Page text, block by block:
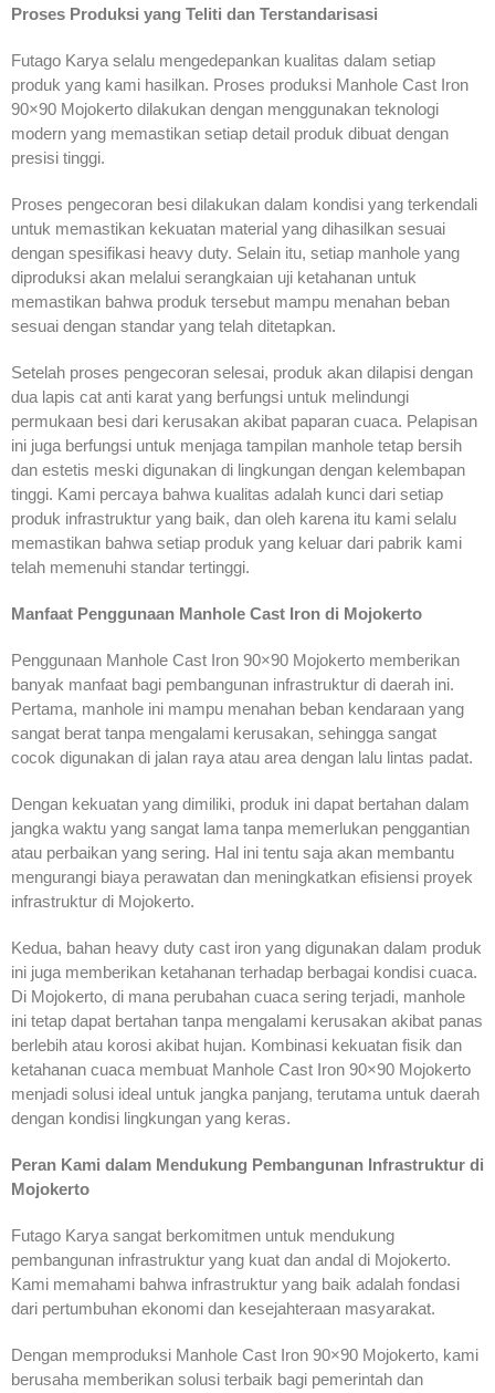
Proses Produksi yang Teliti dan Terstandarisasi
Futago Karya selalu mengedepankan kualitas dalam setiap
produk yang kami hasilkan. Proses produksi Manhole Cast Iron
90×90 Mojokerto dilakukan dengan menggunakan teknologi
modern yang memastikan setiap detail produk dibuat dengan
presisi tinggi.
Proses pengecoran besi dilakukan dalam kondisi yang terkendali
untuk memastikan kekuatan material yang dihasilkan sesuai
dengan spesifikasi heavy duty. Selain itu, setiap manhole yang
diproduksi akan melalui serangkaian uji ketahanan untuk
memastikan bahwa produk tersebut mampu menahan beban
sesuai dengan standar yang telah ditetapkan.
Setelah proses pengecoran selesai, produk akan dilapisi dengan
dua lapis cat anti karat yang berfungsi untuk melindungi
permukaan besi dari kerusakan akibat paparan cuaca. Pelapisan
ini juga berfungsi untuk menjaga tampilan manhole tetap bersih
dan estetis meski digunakan di lingkungan dengan kelembapan
tinggi. Kami percaya bahwa kualitas adalah kunci dari setiap
produk infrastruktur yang baik, dan oleh karena itu kami selalu
memastikan bahwa setiap produk yang keluar dari pabrik kami
telah memenuhi standar tertinggi.
Manfaat Penggunaan Manhole Cast Iron di Mojokerto
Penggunaan Manhole Cast Iron 90×90 Mojokerto memberikan
banyak manfaat bagi pembangunan infrastruktur di daerah ini.
Pertama, manhole ini mampu menahan beban kendaraan yang
sangat berat tanpa mengalami kerusakan, sehingga sangat
cocok digunakan di jalan raya atau area dengan lalu lintas padat.
Dengan kekuatan yang dimiliki, produk ini dapat bertahan dalam
jangka waktu yang sangat lama tanpa memerlukan penggantian
atau perbaikan yang sering. Hal ini tentu saja akan membantu
mengurangi biaya perawatan dan meningkatkan efisiensi proyek
infrastruktur di Mojokerto.
Kedua, bahan heavy duty cast iron yang digunakan dalam produk
ini juga memberikan ketahanan terhadap berbagai kondisi cuaca.
Di Mojokerto, di mana perubahan cuaca sering terjadi, manhole
ini tetap dapat bertahan tanpa mengalami kerusakan akibat panas
berlebih atau korosi akibat hujan. Kombinasi kekuatan fisik dan
ketahanan cuaca membuat Manhole Cast Iron 90×90 Mojokerto
menjadi solusi ideal untuk jangka panjang, terutama untuk daerah
dengan kondisi lingkungan yang keras.
Peran Kami dalam Mendukung Pembangunan Infrastruktur di
Mojokerto
Futago Karya sangat berkomitmen untuk mendukung
pembangunan infrastruktur yang kuat dan andal di Mojokerto.
Kami memahami bahwa infrastruktur yang baik adalah fondasi
dari pertumbuhan ekonomi dan kesejahteraan masyarakat.
Dengan memproduksi Manhole Cast Iron 90×90 Mojokerto, kami
berusaha memberikan solusi terbaik bagi pemerintah dan